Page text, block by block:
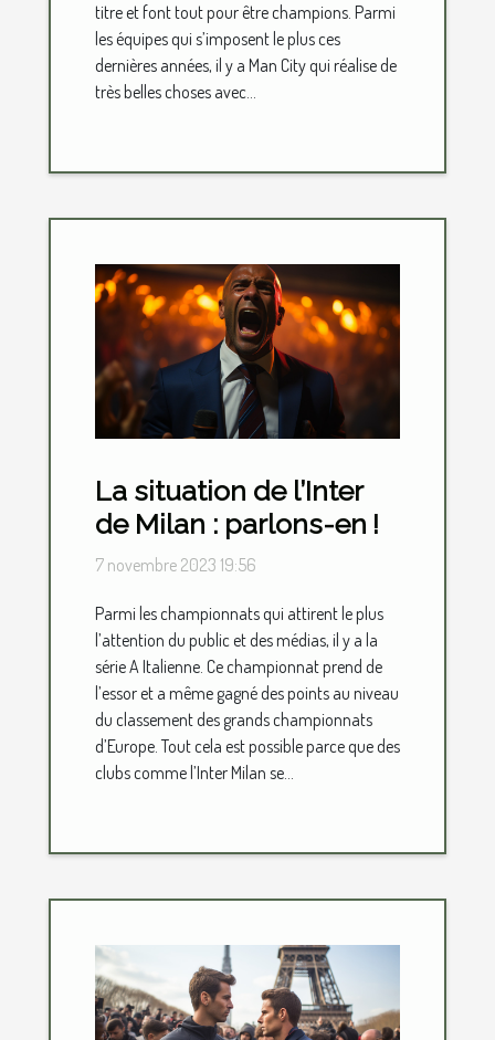
titre et font tout pour être champions. Parmi
les équipes qui s’imposent le plus ces
dernières années, il y a Man City qui réalise de
très belles choses avec...
La situation de l’Inter
de Milan : parlons-en !
7 novembre 2023 19:56
Parmi les championnats qui attirent le plus
l’attention du public et des médias, il y a la
série A Italienne. Ce championnat prend de
l’essor et a même gagné des points au niveau
du classement des grands championnats
d’Europe. Tout cela est possible parce que des
clubs comme l’Inter Milan se...